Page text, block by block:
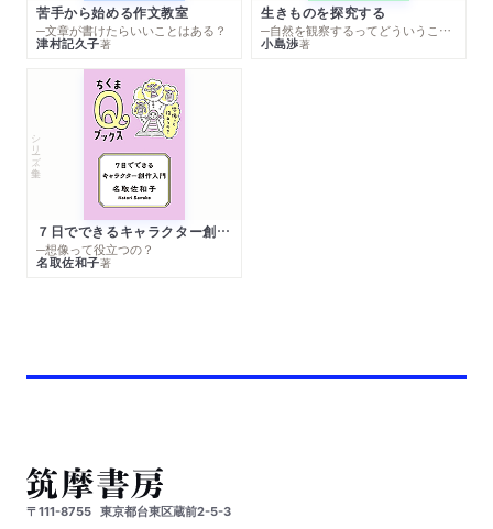
苦手から始める作文教室
─文章が書けたらいいことはある？
津村記久子著
生きものを探究する
─自然を観察するってどういうこと？
小島渉著
シリーズ・全集
７日でできるキャラクター創作入門
─想像って役立つの？
名取佐和子著
〒111-8755 東京都台東区蔵前2-5-3